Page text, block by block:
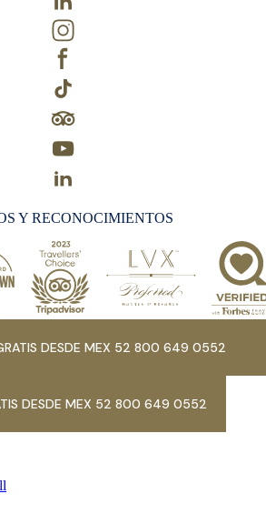
Y RECONOCIMIENTOS
DESDE MEX 52 800 649 0552
DESDE MEX 52 800 649 0552